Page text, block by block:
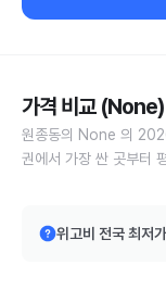
가격 비교 (None)
원종동의 None 의
권에서 가장 싼 곳부터
위고비 전국 최저